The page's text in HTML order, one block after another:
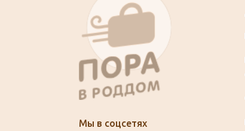
Мы в соцсетях